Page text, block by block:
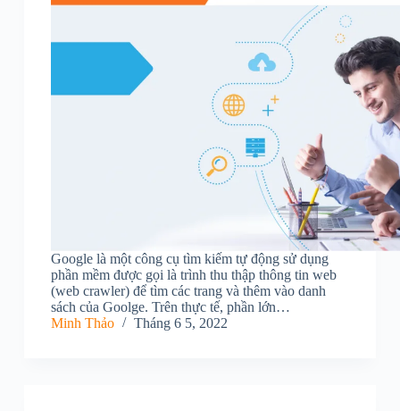
Google là một công cụ tìm kiếm tự động sử dụng
phần mềm được gọi là trình thu thập thông tin web
(web crawler) để tìm các trang và thêm vào danh
sách của Goolge. Trên thực tế, phần lớn…
Minh Thảo
Tháng 6 5, 2022